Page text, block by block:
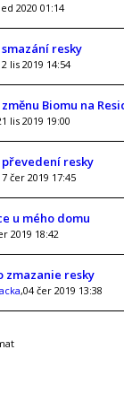
2020 01:14
resky
lis 2019 14:54
Biomu na
lis 2019 19:00
resky
čer 2019 17:45
u mého domu
2019 18:42
zmazanie resky
,04 čer 2019 13:38